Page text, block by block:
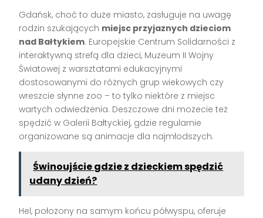
Gdańsk, choć to duże miasto, zasługuje na uwagę
rodzin szukających miejsc przyjaznych dzieciom
nad Bałtykiem. Europejskie Centrum Solidarności z
interaktywną strefą dla dzieci, Muzeum II Wojny
Światowej z warsztatami edukacyjnymi
dostosowanymi do różnych grup wiekowych czy
wreszcie słynne zoo – to tylko niektóre z miejsc
wartych odwiedzenia. Deszczowe dni możecie też
spędzić w Galerii Bałtyckiej, gdzie regularnie
organizowane są animacje dla najmłodszych.
Świnoujście gdzie z dzieckiem spędzić
udany dzień?
Hel, położony na samym końcu półwyspu, oferuje